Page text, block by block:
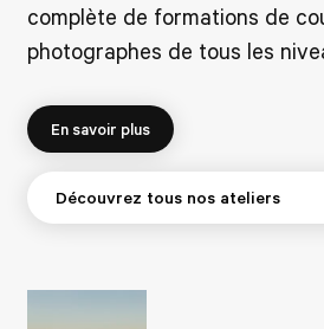
complète de formations de
photographes de tous les
En savoir plus